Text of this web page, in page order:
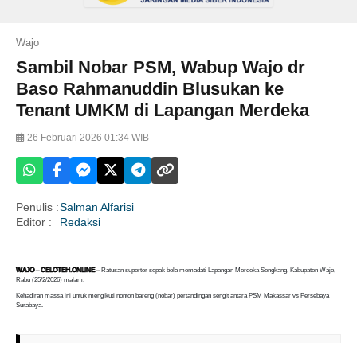
Wajo
Sambil Nobar PSM, Wabup Wajo dr
Baso Rahmanuddin Blusukan ke
Tenant UMKM di Lapangan Merdeka
26 Februari 2026 01:34 WIB
Penulis :Salman Alfarisi
Editor :
Redaksi
WAJO – CELOTEH.ONLINE –Ratusan suporter sepak bola memadati Lapangan Merdeka Sengkang, Kabupaten Wajo,
Rabu (25/2/2026) malam.
Kehadiran massa ini untuk mengikuti nonton bareng (nobar) pertandingan sengit antara PSM Makassar vs Persebaya
Surabaya.